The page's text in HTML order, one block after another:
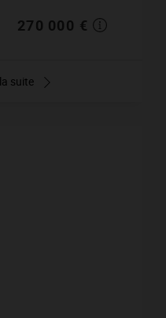
270 000 €
suite